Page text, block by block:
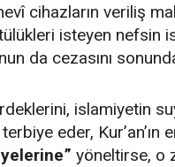
cihazların veriliş
isteyen nefsin
da cezasını
islamiyetin
eder,
yöneltirse, o